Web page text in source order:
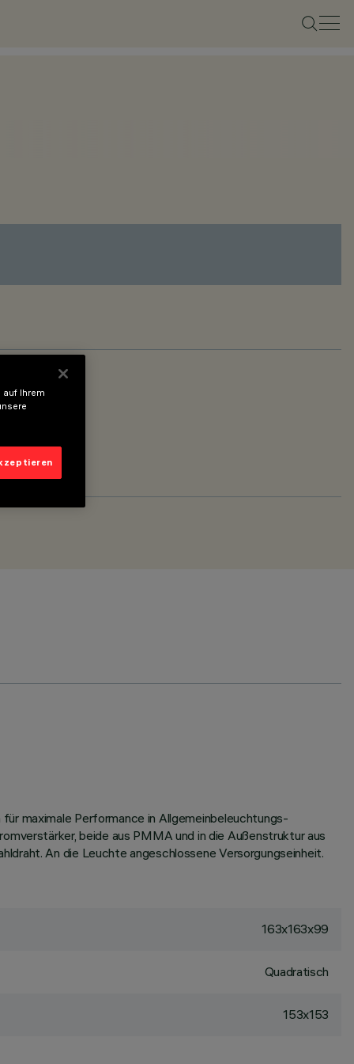
maximale Performance in Allgemeinbeleuchtungs-
beide aus PMMA und in die Außenstruktur aus
An die Leuchte angeschlossene Versorgungseinheit.
163x163x99
Quadratisch
153x153
auf Ihrem